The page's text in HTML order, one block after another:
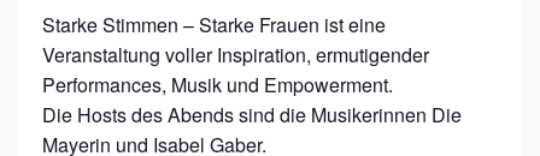
R
K
E
S
Starke Stimmen – Starke Frauen ist eine
Veranstaltung voller Inspiration, ermutigender
Performances, Musik und Empowerment.
Die Hosts des Abends sind die Musikerinnen Die
Mayerin und Isabel Gaber.